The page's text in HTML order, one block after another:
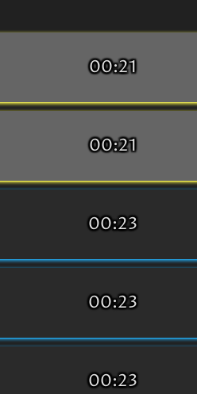
00:21
00:21
00:23
00:23
00:23